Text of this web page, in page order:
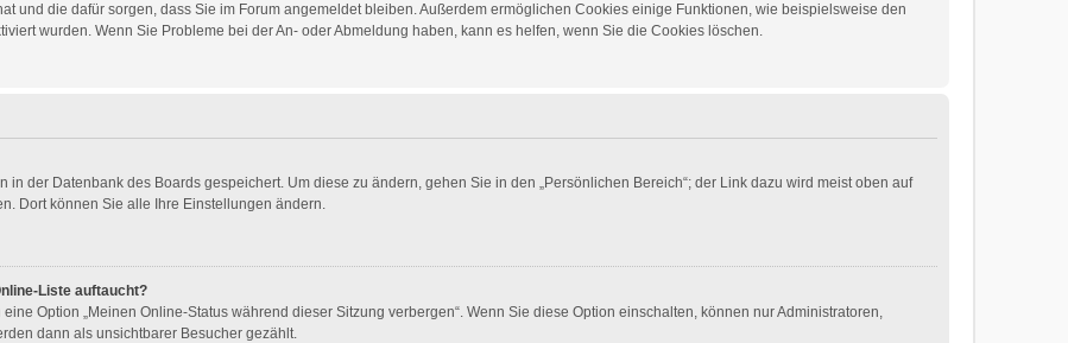
und die dafür sorgen, dass Sie im Forum angemeldet bleiben. Außerdem ermöglichen Cookies einige Funktionen, wie beispielsweise den
wurden. Wenn Sie Probleme bei der An- oder Abmeldung haben, kann es helfen, wenn Sie die Cookies löschen.
der Datenbank des Boards gespeichert. Um diese zu ändern, gehen Sie in den „Persönlichen Bereich“; der Link dazu wird meist oben auf
Dort können Sie alle Ihre Einstellungen ändern.
Liste auftaucht?
Option „Meinen Online-Status während dieser Sitzung verbergen“. Wenn Sie diese Option einschalten, können nur Administratoren,
dann als unsichtbarer Besucher gezählt.